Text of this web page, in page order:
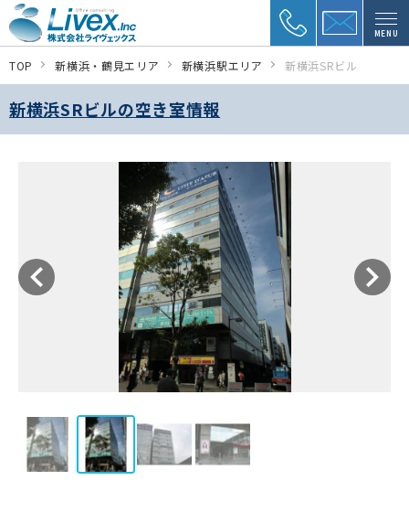
MENU
TOP 新横浜・鶴見エリア 新横浜駅エリア 新横浜SRビル
新横浜SRビルの空き室情報